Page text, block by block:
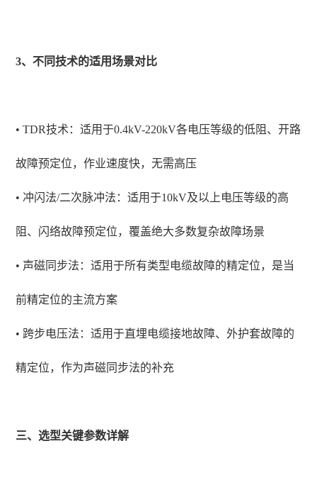
3、不同技术的适用场景对比
• TDR技术：适用于0.4kV-220kV各电压等级的低阻、开路
故障预定位，作业速度快，无需高压
• 冲闪法/二次脉冲法：适用于10kV及以上电压等级的高
阻、闪络故障预定位，覆盖绝大多数复杂故障场景
• 声磁同步法：适用于所有类型电缆故障的精定位，是当
前精定位的主流方案
• 跨步电压法：适用于直埋电缆接地故障、外护套故障的
精定位，作为声磁同步法的补充
三、选型关键参数详解